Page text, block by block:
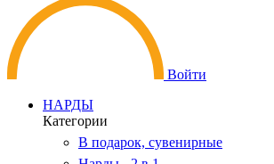
Войти
НАРДЫ
Категории
В подарок, сувенирные